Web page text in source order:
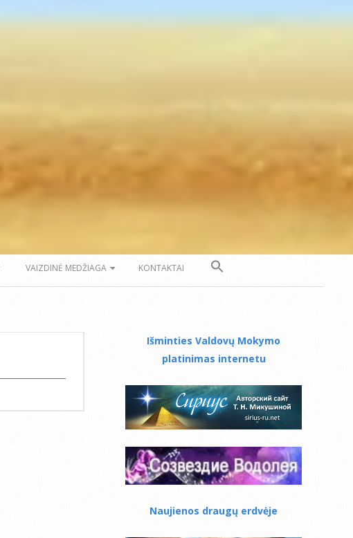
VAIZDINĖ MEDŽIAGA KONTAKTAI
Išminties Valdovų Mokymo
platinimas internetu
Naujienos draugų erdvėje